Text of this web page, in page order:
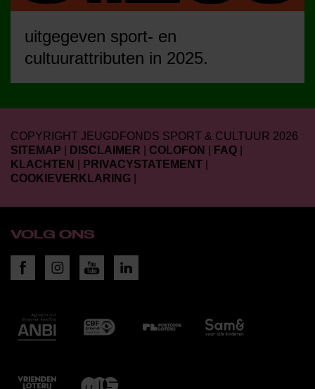
uitgegeven sport- en
cultuurattributen in 2025.
COPYRIGHT JEUGDFONDS SPORT & CULTUUR 2026
SITEMAP
DISCLAIMER COLOFON FAQ
KLACHTEN
PRIVACYSTATEMENT
COOKIEVERKLARING
VOLG ONS